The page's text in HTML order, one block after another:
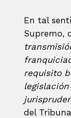
En tal
Supremo,
requisito
del